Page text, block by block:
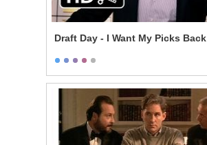
Draft Day - I Want My Picks Back